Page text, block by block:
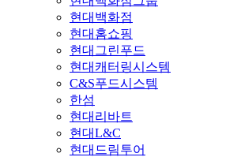
현대백화점
현대홈쇼핑
현대그린푸드
현대캐터링시스템
C&S푸드시스템
한섬
현대리바트
현대L&C
현대드림투어